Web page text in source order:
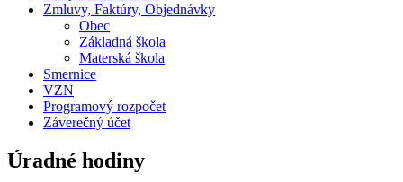
Zmluvy, Faktúry, Objednávky
Obec
Základná škola
Materská škola
Smernice
VZN
Programový rozpočet
Záverečný účet
Úradné hodiny